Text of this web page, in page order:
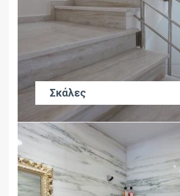
Σκάλες